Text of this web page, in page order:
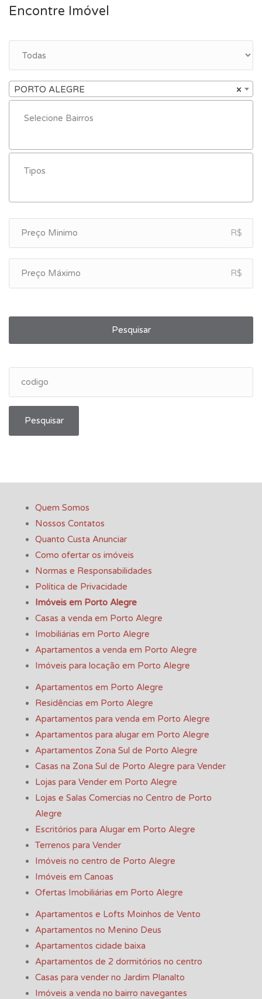
Encontre Imóvel
×
PORTO ALEGRE
R$
R$
Pesquisar
Pesquisar
Quem Somos
Nossos Contatos
Quanto Custa Anunciar
Como ofertar os imóveis
Normas e Responsabilidades
Política de Privacidade
Imóveis em Porto Alegre
Casas a venda em Porto Alegre
Imobiliárias em Porto Alegre
Apartamentos a venda em Porto Alegre
Imóveis para locação em Porto Alegre
Apartamentos em Porto Alegre
Residências em Porto Alegre
Apartamentos para venda em Porto Alegre
Apartamentos para alugar em Porto Alegre
Apartamentos Zona Sul de Porto Alegre
Casas na Zona Sul de Porto Alegre para Vender
Lojas para Vender em Porto Alegre
Lojas e Salas Comercias no Centro de Porto
Alegre
Escritórios para Alugar em Porto Alegre
Terrenos para Vender
Imóveis no centro de Porto Alegre
Imóveis em Canoas
Ofertas Imobiliárias em Porto Alegre
Apartamentos e Lofts Moinhos de Vento
Apartamentos no Menino Deus
Apartamentos cidade baixa
Apartamentos de 2 dormitórios no centro
Casas para vender no Jardim Planalto
Imóveis a venda no bairro navegantes